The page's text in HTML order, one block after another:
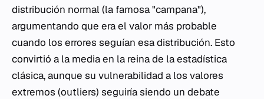
distribución normal (la famosa "campana"),
argumentando que era el valor más probable
cuando los errores seguían esa distribución. Esto
convirtió a la media en la reina de la estadística
clásica, aunque su vulnerabilidad a los valores
extremos (outliers) seguiría siendo un debate